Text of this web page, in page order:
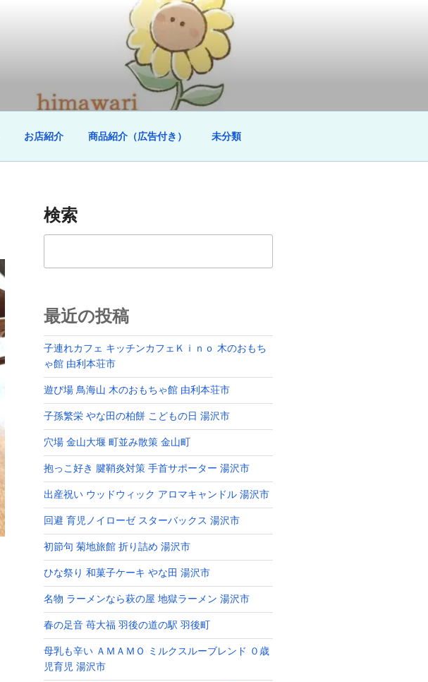
お店紹介 商品紹介（広告付き） 未分類
検索
最近の投稿
子連れカフェ キッチンカフェＫｉｎｏ 木のおもち
ゃ館 由利本荘市
遊び場 鳥海山 木のおもちゃ館 由利本荘市
子孫繁栄 やな田の柏餅 こどもの日 湯沢市
穴場 金山大堰 町並み散策 金山町
抱っこ好き 腱鞘炎対策 手首サポーター 湯沢市
出産祝い ウッドウィック アロマキャンドル 湯沢市
回避 育児ノイローゼ スターバックス 湯沢市
初節句 菊地旅館 折り詰め 湯沢市
ひな祭り 和菓子ケーキ やな田 湯沢市
名物 ラーメンなら萩の屋 地獄ラーメン 湯沢市
春の足音 苺大福 羽後の道の駅 羽後町
母乳も辛い ＡＭＡＭＯ ミルクスルーブレンド ０歳
児育児 湯沢市